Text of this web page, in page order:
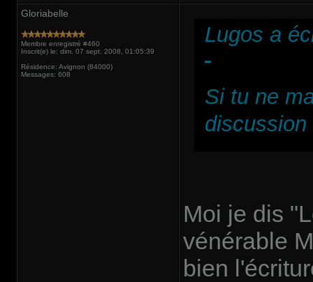
Gloriabelle
Membre enregistré #460
Inscrit(e) le: dim. 07 sept. 2008, 01:05:39
Résidence: Avignon (84000)
Messages: 608
Lugos a
Si tu ne
Moi je dis
vénérable
bien